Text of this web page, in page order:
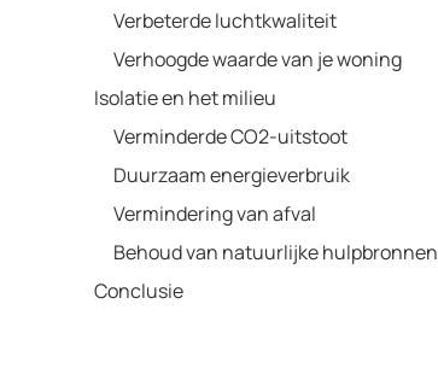
Verbeterde luchtkwaliteit
Verhoogde waarde van je woning
Isolatie en het milieu
Verminderde CO2-uitstoot
Duurzaam energieverbruik
Vermindering van afval
Behoud van natuurlijke hulpbronnen
Conclusie